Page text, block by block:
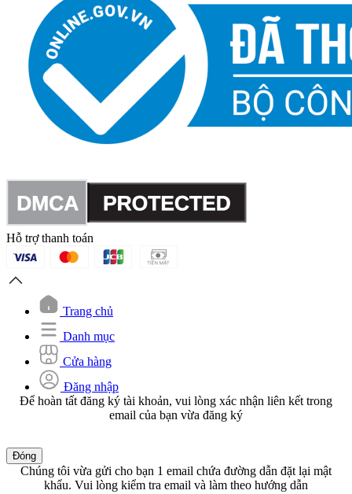
Hỗ trợ thanh toán
Trang chủ
Danh mục
Cửa hàng
Đăng nhập
Để hoàn tất đăng ký tài khoản, vui lòng xác nhận liên kết trong
email của bạn vừa đăng ký
Đóng
Chúng tôi vừa gửi cho bạn 1 email chứa đường dẫn đặt lại mật
khẩu. Vui lòng kiểm tra email và làm theo hướng dẫn